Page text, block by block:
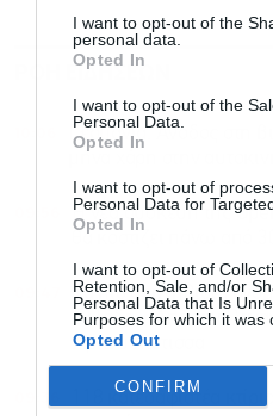
I want to opt-out of the
personal data.
Opted In
I want to opt-out of the
Personal Data.
Opted In
I want to opt-out of
Personal Data for
Opted In
I want to opt-out of
Retention, Sale, and/or
Personal Data that Is
Purposes for which it was
Opted Out
CONFIRM
ΡΟΗ ΕΙΔΗΣΕΩΝ
Γερμανία: Άνοδος στη
Η νέα συσκευή της
θα κοστίζει πάνω από
Τα πιο ασυνήθιστα
Ελλάδα – Από την
Αρκουδιώτισσα
118 κατεδαφιστέα